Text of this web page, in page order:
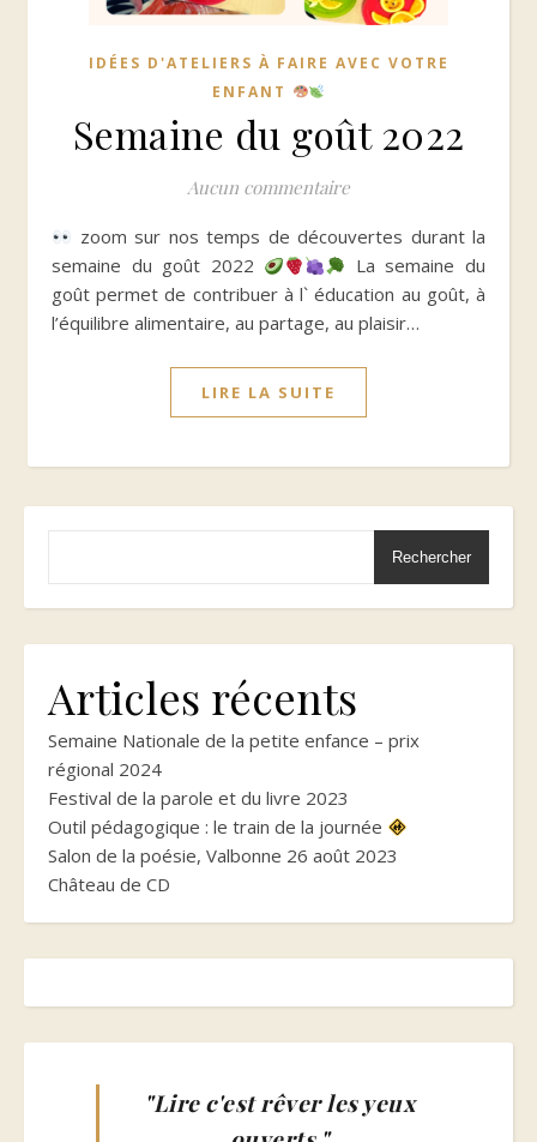
IDÉES D'ATELIERS À FAIRE AVEC VOTRE
ENFANT
Semaine du goût 2022
Aucun commentaire
zoom sur nos temps de découvertes durant la
semaine du goût 2022
La semaine du
goût permet de contribuer à l` éducation au goût, à
l’équilibre alimentaire, au partage, au plaisir…
LIRE LA SUITE
Rechercher
Articles récents
Semaine Nationale de la petite enfance – prix
régional 2024
Festival de la parole et du livre 2023
Outil pédagogique : le train de la journée
Salon de la poésie, Valbonne 26 août 2023
Château de CD
"Lire c'est rêver les yeux